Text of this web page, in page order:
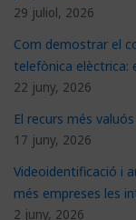
29 juliol, 2026
Com demostrar el
telefònica elèctrica:
22 juny, 2026
El recurs més
17 juny, 2026
Videoidentificació i
més empreses les
2 juny, 2026